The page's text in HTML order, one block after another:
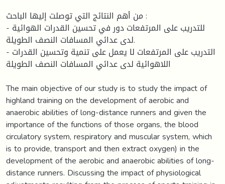
من أهم النتائج التي توصلت إليها الباحث :
- للتدريب على المرتفعات دور في تحسين القدرات الهوائية
لدى عدائي المسافات النصف الطويلة.
- التدريب على المرتفعات لا يعمل على تنمية وتحسين القدرات
اللاهوائية لدى عدائي المسافات النصف الطويلة
The main objective of our study is to study the impact of
highland training on the development of aerobic and
anaerobic abilities of long-distance runners and given the
importance of the functions of those organs, the blood
circulatory system, respiratory and muscular system, which
is to provide, transport and then extract oxygen) in the
development of the aerobic and anaerobic abilities of long-
distance runners. Discussing the impact of physiological